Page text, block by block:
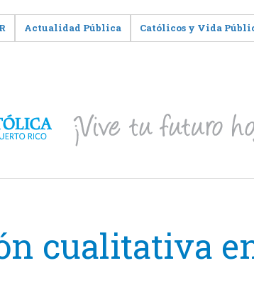
Actualidad Pública Católicos y Vida
cualitativa